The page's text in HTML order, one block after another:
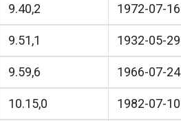
9.40,2 1972-07-16
9.51,1 1932-05-29
9.59,6 1966-07-24
10.15,0 1982-07-10